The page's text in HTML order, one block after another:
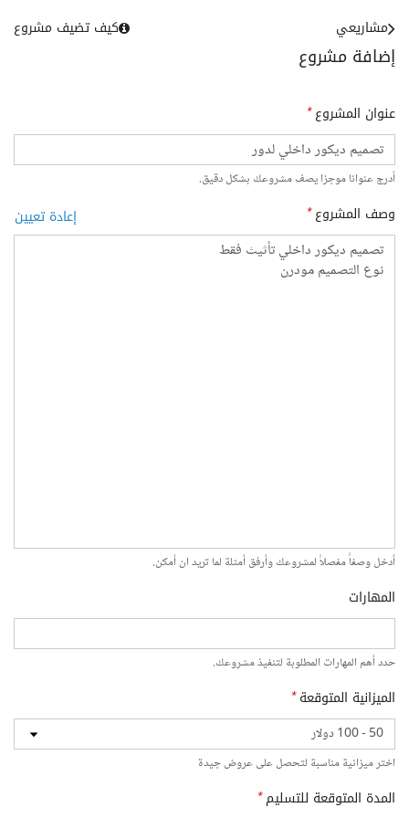
إضافة مشروع
مشاريعي كيف تضيف مشروع
عنوان المشروع*
أدرج عنوانا موجزا يصف مشروعك بشكل دقيق.
وصف المشروع* إعادة تعيين
أدخل وصفاً مفصلاً لمشروعك وأرفق أمثلة لما تريد ان أمكن.
المهارات
حدد أهم المهارات المطلوبة لتنفيذ مشروعك.
الميزانية المتوقعة*
اختر ميزانية مناسبة لتحصل على عروض جيدة
المدة المتوقعة للتسليم*